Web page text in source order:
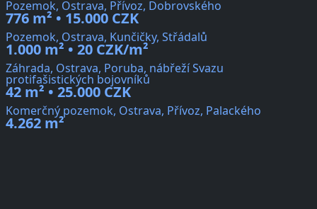
Pozemok, Ostrava, Přívoz, Dobrovského
776 m² • 15.000 CZK
Pozemok, Ostrava, Kunčičky, Střádalů
1.000 m² • 20 CZK/m²
Záhrada, Ostrava, Poruba, nábřeží Svazu
protifašistických bojovníků
42 m² • 25.000 CZK
Komerčný pozemok, Ostrava, Přívoz, Palackého
4.262 m²